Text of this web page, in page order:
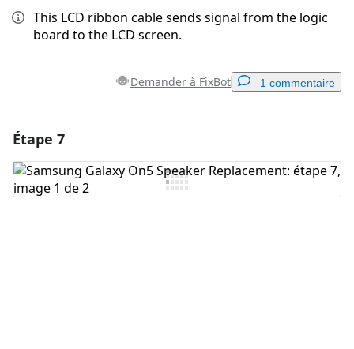
This LCD ribbon cable sends signal from the logic
board to the LCD screen.
Demander à FixBot 1 commentaire
Ajouter un commentaire
Étape 7